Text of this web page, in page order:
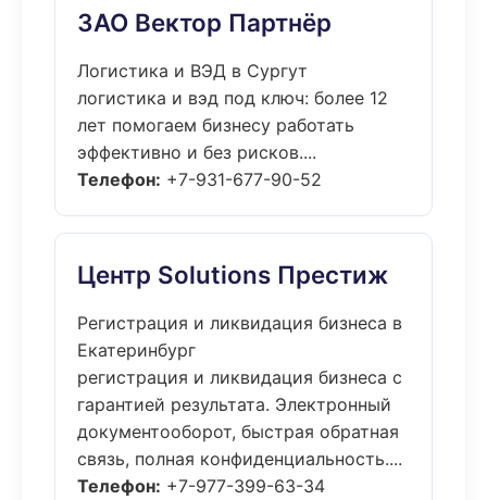
ЗАО Вектор Партнёр
Логистика и ВЭД в Сургут
логистика и вэд под ключ: более 12
лет помогаем бизнесу работать
эффективно и без рисков....
Телефон: +7-931-677-90-52
Центр Solutions Престиж
Регистрация и ликвидация бизнеса в
Екатеринбург
регистрация и ликвидация бизнеса с
гарантией результата. Электронный
документооборот, быстрая обратная
связь, полная конфиденциальность....
Телефон: +7-977-399-63-34